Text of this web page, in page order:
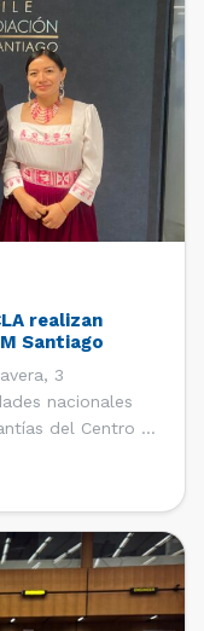
realizan
Santiago
3
nacionales
del Centro de
y el 30 de
Ivania […]